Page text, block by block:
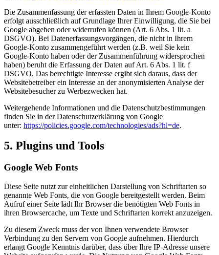
Die Zusammenfassung der erfassten Daten in Ihrem Google-Konto
erfolgt ausschließlich auf Grundlage Ihrer Einwilligung, die Sie bei
Google abgeben oder widerrufen können (Art. 6 Abs. 1 lit. a
DSGVO). Bei Datenerfassungsvorgängen, die nicht in Ihrem
Google-Konto zusammengeführt werden (z.B. weil Sie kein
Google-Konto haben oder der Zusammenführung widersprochen
haben) beruht die Erfassung der Daten auf Art. 6 Abs. 1 lit. f
DSGVO. Das berechtigte Interesse ergibt sich daraus, dass der
Websitebetreiber ein Interesse an der anonymisierten Analyse der
Websitebesucher zu Werbezwecken hat.
Weitergehende Informationen und die Datenschutzbestimmungen
finden Sie in der Datenschutzerklärung von Google
unter: https://policies.google.com/technologies/ads?hl=de.
5. Plugins und Tools
Google Web Fonts
Diese Seite nutzt zur einheitlichen Darstellung von Schriftarten so
genannte Web Fonts, die von Google bereitgestellt werden. Beim
Aufruf einer Seite lädt Ihr Browser die benötigten Web Fonts in
ihren Browsercache, um Texte und Schriftarten korrekt anzuzeigen.
Zu diesem Zweck muss der von Ihnen verwendete Browser
Verbindung zu den Servern von Google aufnehmen. Hierdurch
erlangt Google Kenntnis darüber, dass über Ihre IP-Adresse unsere